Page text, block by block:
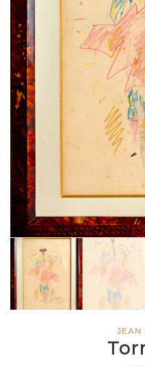
JEAN